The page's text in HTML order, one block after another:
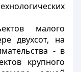
малого
двухсот, на
- в
крупного